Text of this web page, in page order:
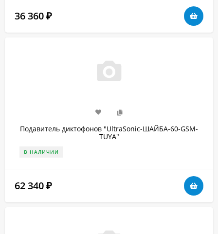
36 360 ₽
Подавитель диктофонов "UltraSonic-ШАЙБА-60-GSM-
TUYA"
В НАЛИЧИИ
62 340 ₽